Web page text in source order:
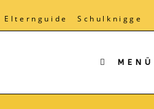
Elternguide Schulknigge
MENÜ